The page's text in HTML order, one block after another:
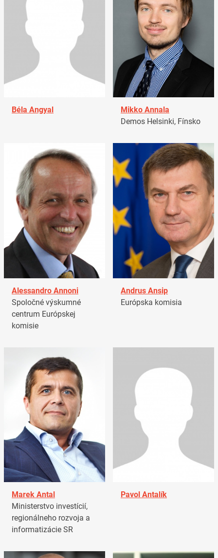
Béla Angyal
Mikko Annala
Demos Helsinki, Fínsko
Alessandro Annoni
Spoločné výskumné
centrum Európskej
komisie
Andrus Ansip
Európska komisia
Marek Antal
Ministerstvo investícií,
regionálneho rozvoja a
informatizácie SR
Pavol Antalík